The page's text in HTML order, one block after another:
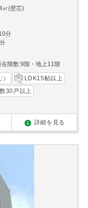
㎡(壁芯)
分
在階数:9階・地上11階
LDK15帖以上
30戸以上
詳細を見る